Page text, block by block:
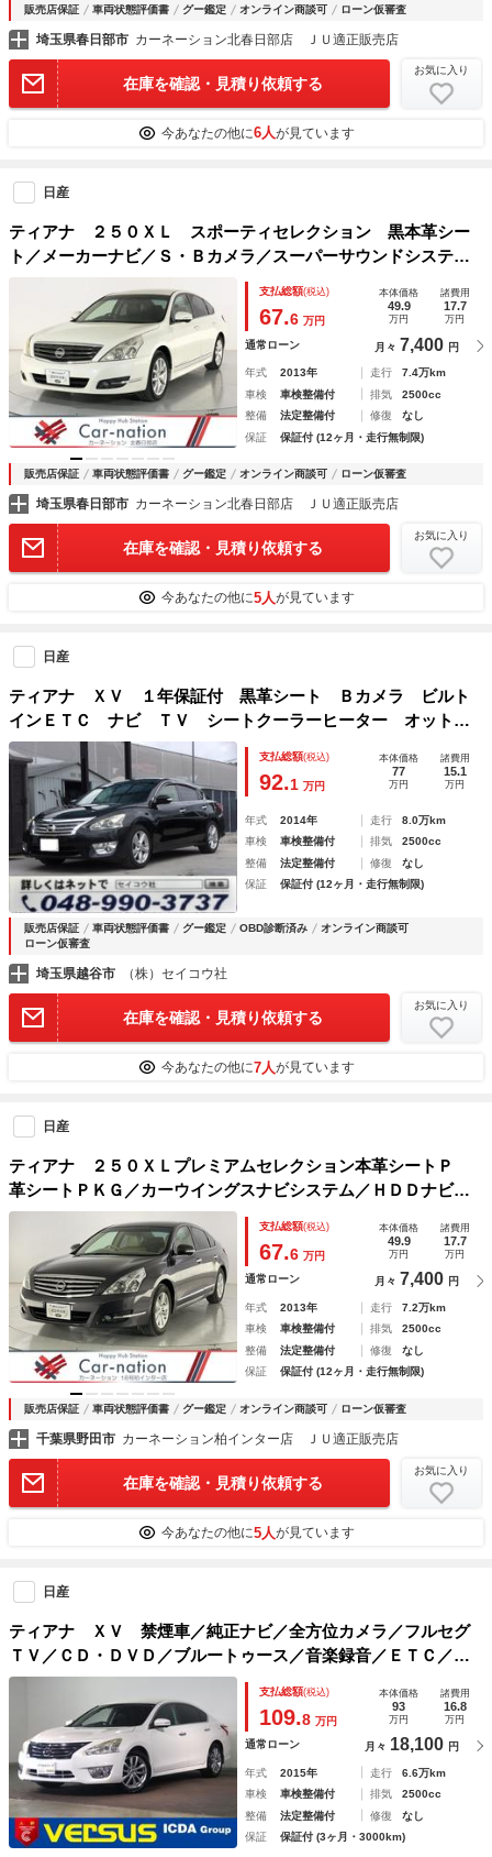
販売店保証 車両状態評価書 グー鑑定 オンライン商談可 ローン仮審査
埼玉県春日部市 カーネーション北春日部店 ＪＵ適正販売店
在庫を確認・見積り依頼する
お気に入り
今あなたの他に6人が見ています
日産
ティアナ ２５０ＸＬ スポーティセレクション 黒本革シー
ト／メーカーナビ／Ｓ・Ｂカメラ／スーパーサウンドシステム
／ＨＩＤライト／ＢＴ／ＥＴＣ／スマートキー／Ｐシート／パ
ワーオットマン／左右独立オートエアコン／純正１７インチア
ルミホイール
支払総額(税込)
67.6 万円
本体価格
49.9
万円
諸費用
17.7
万円
通常ローン 月々 7,400 円
年式 2013年 走行
7.4万km
車検
車検整備付 排気
2500cc
整備
法定整備付 修復
なし
保証
保証付 (12ヶ月・走行無制限)
販売店保証 車両状態評価書 グー鑑定 オンライン商談可 ローン仮審査
埼玉県春日部市 カーネーション北春日部店 ＪＵ適正販売店
在庫を確認・見積り依頼する
お気に入り
今あなたの他に5人が見ています
日産
ティアナ ＸＶ １年保証付 黒革シート Ｂカメラ ビルト
インＥＴＣ ナビ ＴＶ シートクーラーヒーター オットマ
ン 記録簿１３枚 インテリキー キセノン Ｐシート プッ
シュスタート クルーズコントロール デュアルＡＣ
支払総額(税込)
92.1 万円
本体価格
77
万円
諸費用
15.1
万円
年式 2014年 走行
8.0万km
車検
車検整備付 排気
2500cc
整備
法定整備付 修復
なし
保証
保証付 (12ヶ月・走行無制限)
販売店保証 車両状態評価書 グー鑑定 OBD診断済み
オンライン商談可
ローン仮審査
埼玉県越谷市 （株）セイコウ社
在庫を確認・見積り依頼する
お気に入り
今あなたの他に7人が見ています
日産
ティアナ ２５０ＸＬプレミアムセレクション本革シートＰ
革シートＰＫＧ／カーウイングスナビシステム／ＨＤＤナビ／
Ｓ・Ｂビュー／Ｂｌｕｅｔｏｏｔｈ／ＥＴＣ／リバース連動ド
アミラー／１６インチＡＷ／Ｐシート／パワーオットマン／イ
ンテリキー・プッシュスタート
支払総額(税込)
67.6 万円
本体価格
49.9
万円
諸費用
17.7
万円
通常ローン 月々 7,400 円
年式 2013年 走行
7.2万km
車検
車検整備付 排気
2500cc
整備
法定整備付 修復
なし
保証
保証付 (12ヶ月・走行無制限)
販売店保証 車両状態評価書 グー鑑定 オンライン商談可 ローン仮審査
千葉県野田市 カーネーション柏インター店 ＪＵ適正販売店
在庫を確認・見積り依頼する
お気に入り
今あなたの他に5人が見ています
日産
ティアナ ＸＶ 禁煙車／純正ナビ／全方位カメラ／フルセグ
ＴＶ／ＣＤ・ＤＶＤ／ブルートゥース／音楽録音／ＥＴＣ／イ
ンテリキー／ＨＩＤライト／黒革シート／シートヒーター／衝
突軽減ブレーキ／純正１７ＡＷ／パーキングセンサー
支払総額(税込)
109.8 万円
本体価格
93
万円
諸費用
16.8
万円
通常ローン 月々 18,100 円
年式 2015年 走行
6.6万km
車検
車検整備付 排気
2500cc
整備
法定整備付 修復
なし
保証
保証付 (3ヶ月・3000km)